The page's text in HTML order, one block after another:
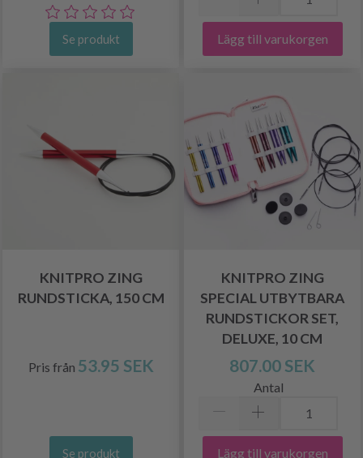
Se produkt Lägg till varukorgen
KNITPRO ZING
RUNDSTICKA, 150 CM
Pris från 53.95 SEK
Se produkt
KNITPRO ZING
SPECIAL UTBYTBARA
RUNDSTICKOR SET,
DELUXE, 10 CM
807.00 SEK
Antal
Lägg till varukorgen